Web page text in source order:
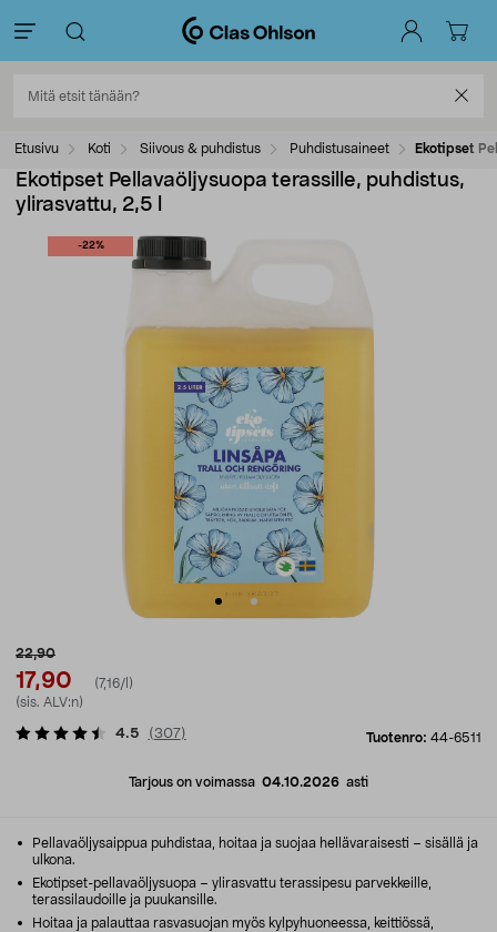
Etusivu Koti Siivous & puhdistus Puhdistusaineet Ekotipset
Ekotipset Pellavaöljysuopa terassille, puhdistus,
ylirasvattu, 2,5 l
-22%
22,90
17,90
(7,16/l)
(sis. ALV:n)
Tuotenro: 44-6511
4.5 (307)
Tarjous on voimassa 04.10.2026 asti
Pellavaöljysaippua puhdistaa, hoitaa ja suojaa hellävaraisesti – sisällä ja
ulkona.
Ekotipset-pellavaöljysuopa – ylirasvattu terassipesu parvekkeille,
terassilaudoille ja puukansille.
Hoitaa ja palauttaa rasvasuojan myös kylpyhuoneessa, keittiössä,